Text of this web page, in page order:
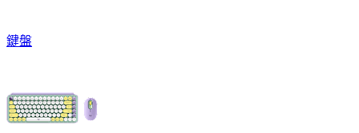
鍵盤